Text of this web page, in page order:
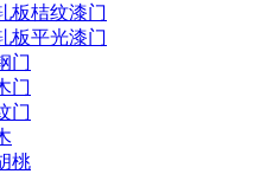
板桔纹漆门
板平光漆门
门
门
门
桃